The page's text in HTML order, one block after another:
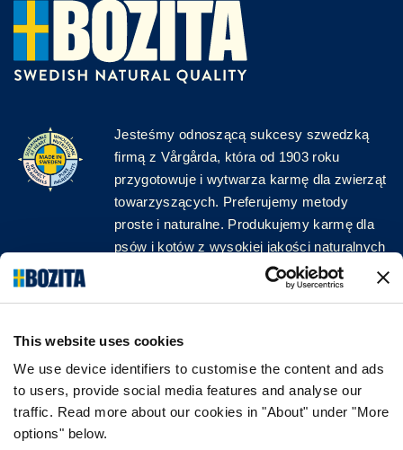
This website uses cookies
We use device identifiers to customise the content and ads
to users, provide social media features and analyse our
traffic. Read more about our cookies in "About" under "More
options" below.
Jesteśmy odnoszącą sukcesy szwedzką
firmą z Vårgårda, która od 1903 roku
przygotowuje i wytwarza karmę dla zwierząt
towarzyszących. Preferujemy metody
proste i naturalne. Produkujemy karmę dla
psów i kotów z wysokiej jakości naturalnych
surowców, bez zbędnych dodatków!
ŚLEDŹ NAS W MEDIACH
INFORMACJA